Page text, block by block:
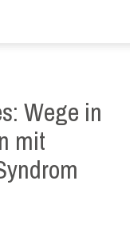
Wege in
mit